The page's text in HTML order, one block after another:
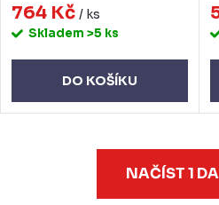
764 Kč / ks
Skladem >5 ks
DO KOŠÍKU
NAČÍST 1